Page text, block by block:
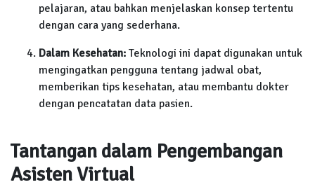
pelajaran, atau bahkan menjelaskan konsep tertentu
dengan cara yang sederhana.
Dalam Kesehatan: Teknologi ini dapat digunakan untuk
mengingatkan pengguna tentang jadwal obat,
memberikan tips kesehatan, atau membantu dokter
dengan pencatatan data pasien.
Tantangan dalam Pengembangan
Asisten Virtual